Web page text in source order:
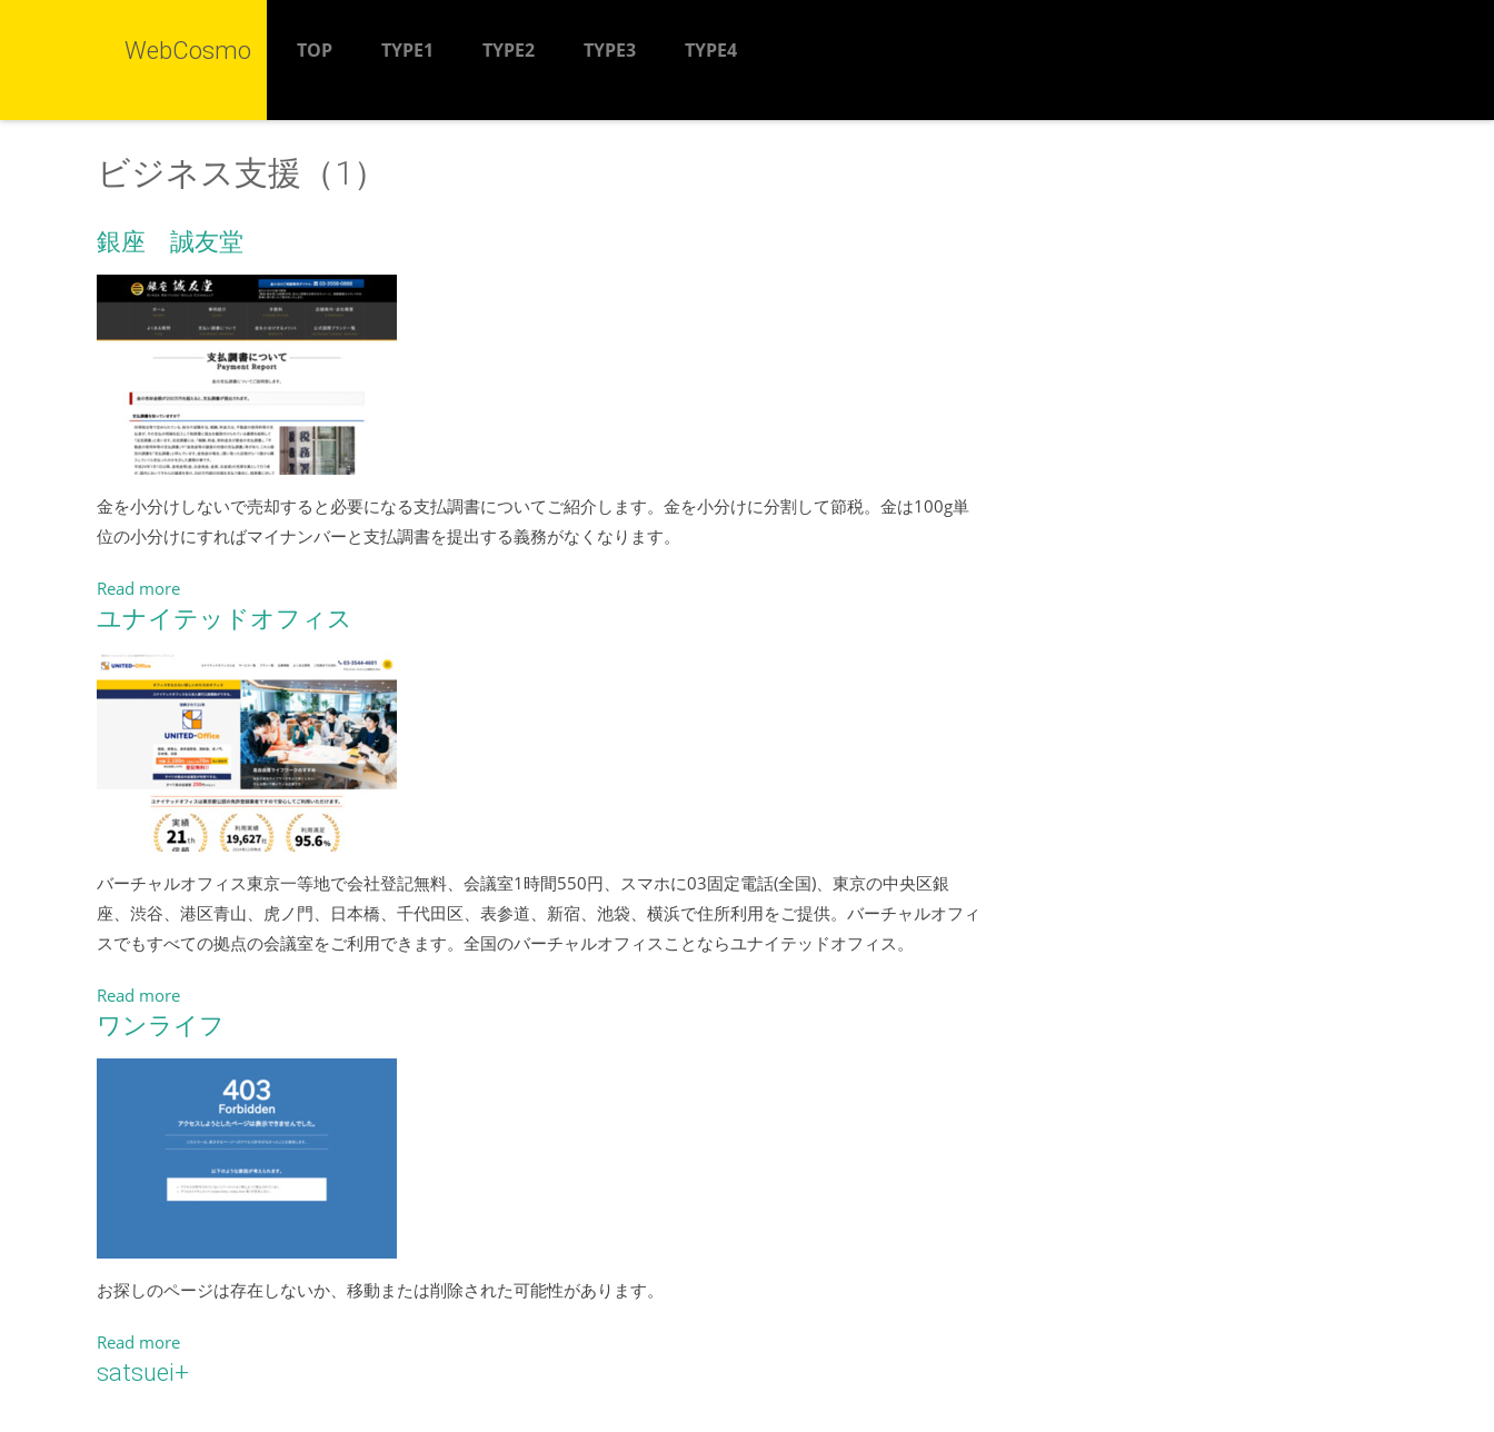
WebCosmo TOP TYPE1 TYPE2 TYPE3 TYPE4
ビジネス支援（1）
銀座 誠友堂
金を小分けしないで売却すると必要になる支払調書についてご紹介します。金を小分けに分割して節税。金は100g単
位の小分けにすればマイナンバーと支払調書を提出する義務がなくなります。
Read more
ユナイテッドオフィス
バーチャルオフィス東京一等地で会社登記無料、会議室1時間550円、スマホに03固定電話(全国)、東京の中央区銀
座、渋谷、港区青山、虎ノ門、日本橋、千代田区、表参道、新宿、池袋、横浜で住所利用をご提供。バーチャルオフィ
スでもすべての拠点の会議室をご利用できます。全国のバーチャルオフィスことならユナイテッドオフィス。
Read more
ワンライフ
お探しのページは存在しないか、移動または削除された可能性があります。
Read more
satsuei+